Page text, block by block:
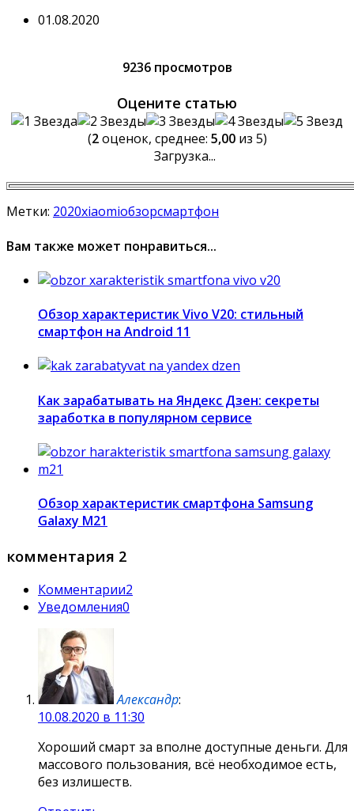
01.08.2020
9236 просмотров
Оцените статью
(2оценок, среднее: 5,00из 5)
Загрузка...
Метки: 2020xiaomiобзорсмартфон
Вам также может понравиться...
Обзор характеристик Vivo V20: стильный
смартфон на Android 11
Как зарабатывать на Яндекс Дзен: секреты
заработка в популярном сервисе
Обзор характеристик смартфона Samsung
Galaxy M21
комментария 2
Комментарии2
Уведомления0
Александр:
10.08.2020 в 11:30
Хороший смарт за вполне доступные деньги. Для
массового пользования, всё необходимое есть,
без излишеств.